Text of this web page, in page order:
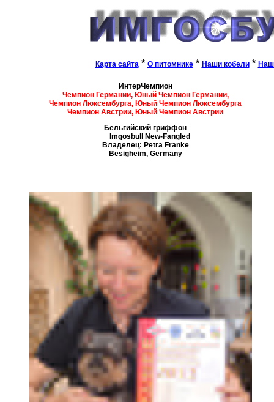
ИнтерЧемпион
Чемпион Германии, Юный Чемпион Германии,
Чемпион Люксембурга, Юный Чемпион Люксембурга
Чемпион Австрии, Юный Чемпион Австрии
Бельгийский гриффон
Imgosbull New-Fangled
Владелец: Petra Franke
Besigheim, Germany
Карта сайта * О питомнике* Наши кобели*